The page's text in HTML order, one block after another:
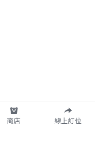
商店 線上訂位